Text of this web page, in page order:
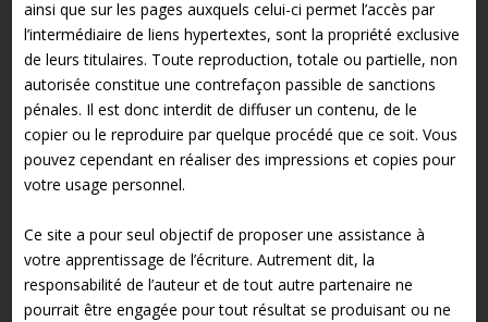
ainsi que sur les pages auxquels celui-ci permet l’accès par
l’intermédiaire de liens hypertextes, sont la propriété exclusive
de leurs titulaires. Toute reproduction, totale ou partielle, non
autorisée constitue une contrefaçon passible de sanctions
pénales. Il est donc interdit de diffuser un contenu, de le
copier ou le reproduire par quelque procédé que ce soit. Vous
pouvez cependant en réaliser des impressions et copies pour
votre usage personnel.
Ce site a pour seul objectif de proposer une assistance à
votre apprentissage de l’écriture. Autrement dit, la
responsabilité de l’auteur et de tout autre partenaire ne
pourrait être engagée pour tout résultat se produisant ou ne